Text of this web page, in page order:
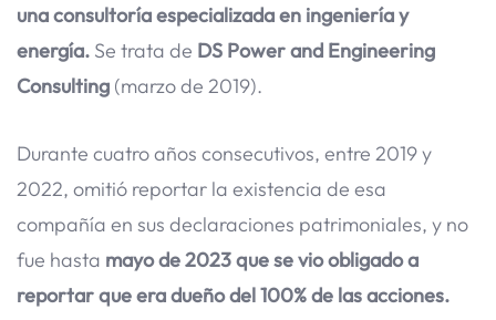
unaconsultoría especializada en ingeniería y
energía. Se trata de DS Power and Engineering
Consulting (marzo de 2019).
Durante cuatro años consecutivos, entre 2019 y
2022, omitió reportar la existencia de esa
compañía en sus declaraciones patrimoniales, y no
fue hasta mayo de 2023que se vio obligado a
reportar que era dueño del 100% de las acciones.